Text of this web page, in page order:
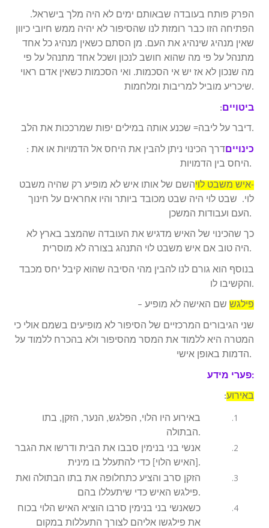
הפרק פותח בעובדה שבאותם ימים לא היה מלך בישראל.
הפתיחה הזו כבר רומזת לנו שהסיפור לא יהיה ממש חיובי כיוון
שאין מנהיג שינהיג את העם. מן הסתם כשאין מנהיג כל אחד
מתנהל על פי מה שהוא חושב לנכון ושכל אחד מתנהל על פי
מה שנכון לא אז יש אי הסכמות. ואי הסכמות כשאין אדם ראוי
שיכריע מוביל למריבות ומלחמות.
ביטויים:
דיבר על ליבה= שכנע אותה במילים יפות שמרככות את הלב.
כינויים
: דרך הכינוי ניתן להבין את היחס אל הדמויות או את
היחס בין הדמויות.
איש משבט לוי-
לוי. שבט לוי היה שבט מכובד ביותר והיו אחראים על חינוך
העם ועבודות המשכן.
כך שהכינוי של האיש מדגיש את העובדה שהמצב בארץ לא
היה טוב אם איש משבט לוי התנהג בצורה לא מוסרית.
בנוסף הוא גורם לנו להבין מהי הסיבה שהוא קיבל יחס מכבד
והקשיבו לו.
פילגש
שני הגיבורים המרכזיים של הסיפור לא מופיעים בשמם אולי כי
המטרה היא ללמוד את המסר מהסיפור ולא בהכרח ללמוד על
הדמות באופן אישי.
פערי מידע:
באירוע:
באירוע היו הלוי, הפלגש, הנער, הזקן, בתו
הבתולה.
אנשי בני בנימין סבבו את הבית ודרשו את הגבר
[האיש הלוי] כדי להתעלל בו מינית.
הזקן סרב והציע כתחלופה את בתו הבתולה ואת
פילגש האיש כדי שיתעללו בהם.
כשאנשי בני בנימין סרבו הוציא האיש הלוי בכוח
את פילגשו אליהם לצורך התעללות במקום